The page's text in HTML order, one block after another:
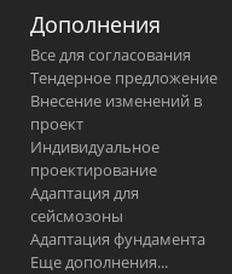
Дополнения
Все для согласования
Тендерное предложение
Внесение изменений в
проект
Индивидуальное
проектирование
Адаптация для
сейсмозоны
Адаптация фундамента
Еще дополнения...